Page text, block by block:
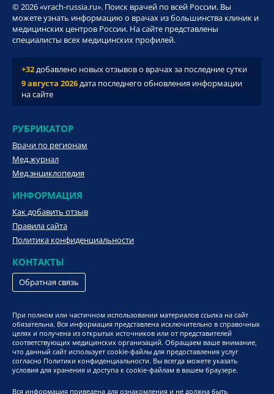
© 2026 «vrach-russia.ru». Поиск врачей по всей России. Вы
можете узнать информацию о врачах из большинства клиник и
медицинских центров России. На сайте представлены
специалисты всех медицинских профилей.
+32добавлено новых отзывов о врачах за последние сутки
9 августа 2026дата последнего обновления информации
на сайте
РУБРИКАТОР
Врачи по регионам
Мед.журнал
Мед.энциклопедия
ИНФОРМАЦИЯ
Как добавить отзыв
Правила сайта
Политика конфиденциальности
КОНТАКТЫ
Обратная связь
При полном или частичном использовании материалов ссылка на сайт
обязательна. Вся информация представлена исключительно в справочных
целях и получена из открытых источников или от представителей
соответствующих медицинских организаций. Обращаем ваше внимание,
что данный сайт использует cookie-файлы для предоставления услуг
согласно Политики конфиденциальности. Вы всегда можете указать
условия для хранения и доступа к cookie-файлам в вашем браузере.
Вся информация приведена для ознакомления и не должна быть